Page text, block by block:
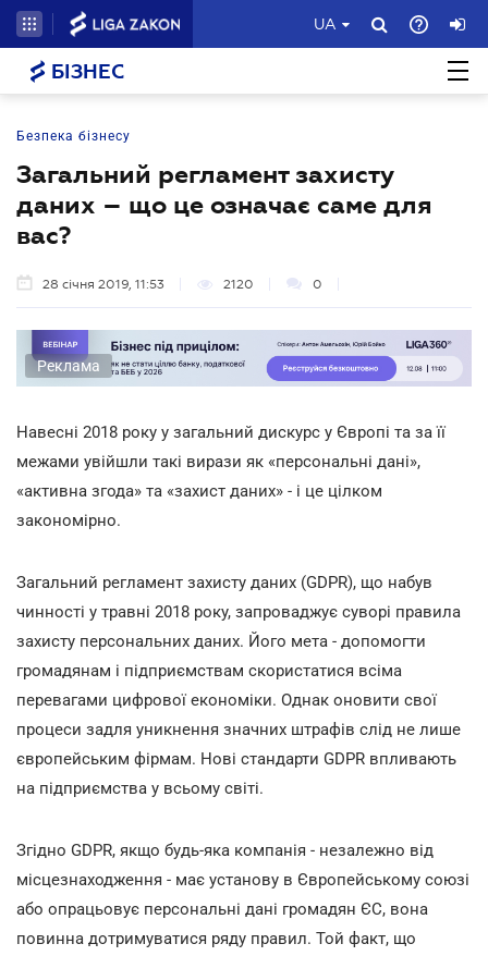
UA
БІЗНЕС
Безпека бізнесу
Загальний регламент захисту
даних – що це означає саме для
вас?
28 січня 2019, 11:53 2120 0
Реклама
Навесні 2018 року у загальний дискурс у Європі та за її
межами увійшли такі вирази як «персональні дані»,
«активна згода» та «захист даних» - і це цілком
закономірно.
Загальний регламент захисту даних (GDPR), що набув
чинності у травні 2018 року, запроваджує суворі правила
захисту персональних даних. Його мета - допомогти
громадянам і підприємствам скористатися всіма
перевагами цифрової економіки. Однак оновити свої
процеси задля уникнення значних штрафів слід не лише
європейським фірмам. Нові стандарти GDPR впливають
на підприємства у всьому світі.
Згідно GDPR, якщо будь-яка компанія - незалежно від
місцезнаходження - має установу в Європейському союзі
або опрацьовує персональні дані громадян ЄС, вона
повинна дотримуватися ряду правил. Той факт, що